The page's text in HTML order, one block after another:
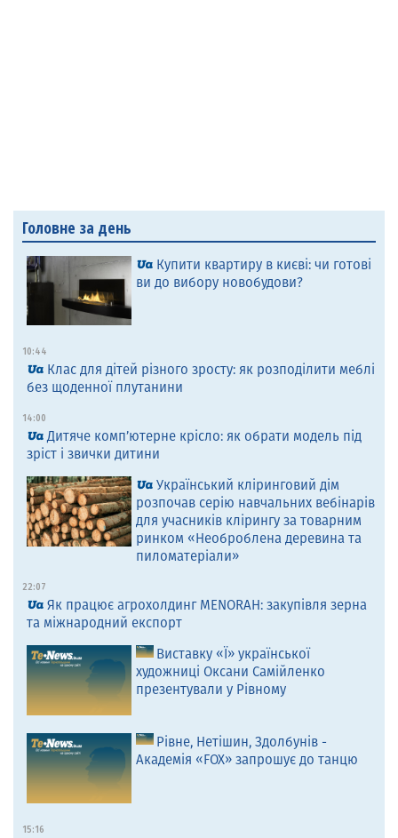
Головне за день
Купити квартиру в києві: чи готові
ви до вибору новобудови?
10:44
Клас для дітей різного зросту: як розподілити меблі
без щоденної плутанини
14:00
Дитяче комп’ютерне крісло: як обрати модель під
зріст і звички дитини
Український кліринговий дім
розпочав серію навчальних вебінарів
для учасників клірингу за товарним
ринком «Необроблена деревина та
пиломатеріали»
22:07
Як працює агрохолдинг MENORAH: закупівля зерна
та міжнародний експорт
Виставку «Ї» української
художниці Оксани Самійленко
презентували у Рівному
Рівне, Нетішин, Здолбунів -
Академія «FOX» запрошує до танцю
15:16